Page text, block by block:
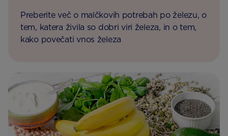
Preberite več o malčkovih potrebah po železu, o
tem, katera živila so dobri viri železa, in o tem,
kako povečati vnos železa